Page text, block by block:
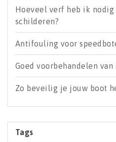
Hoeveel verf heb ik
schilderen?
Antifouling voor
Goed voorbehandelen
Zo beveilig je jouw boot
Tags